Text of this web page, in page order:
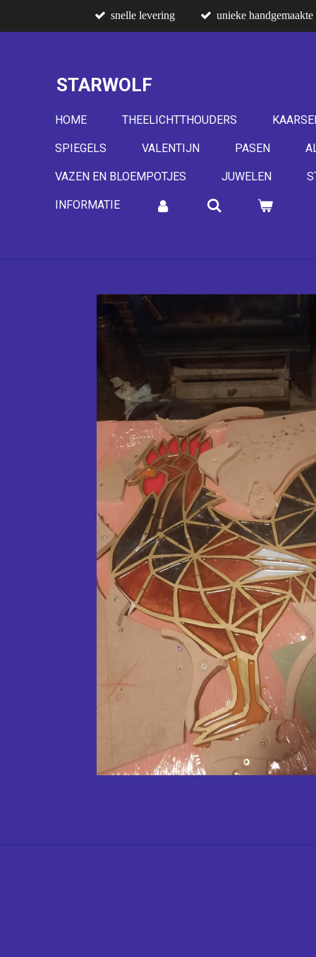
direct
hoofdinhoud
snelle levering unieke
STARWOLF
HOME THEELICHTTHOUDERS
SPIEGELS VALENTIJN PASEN
VAZEN EN BLOEMPOTJES JUWELEN
INFORMATIE